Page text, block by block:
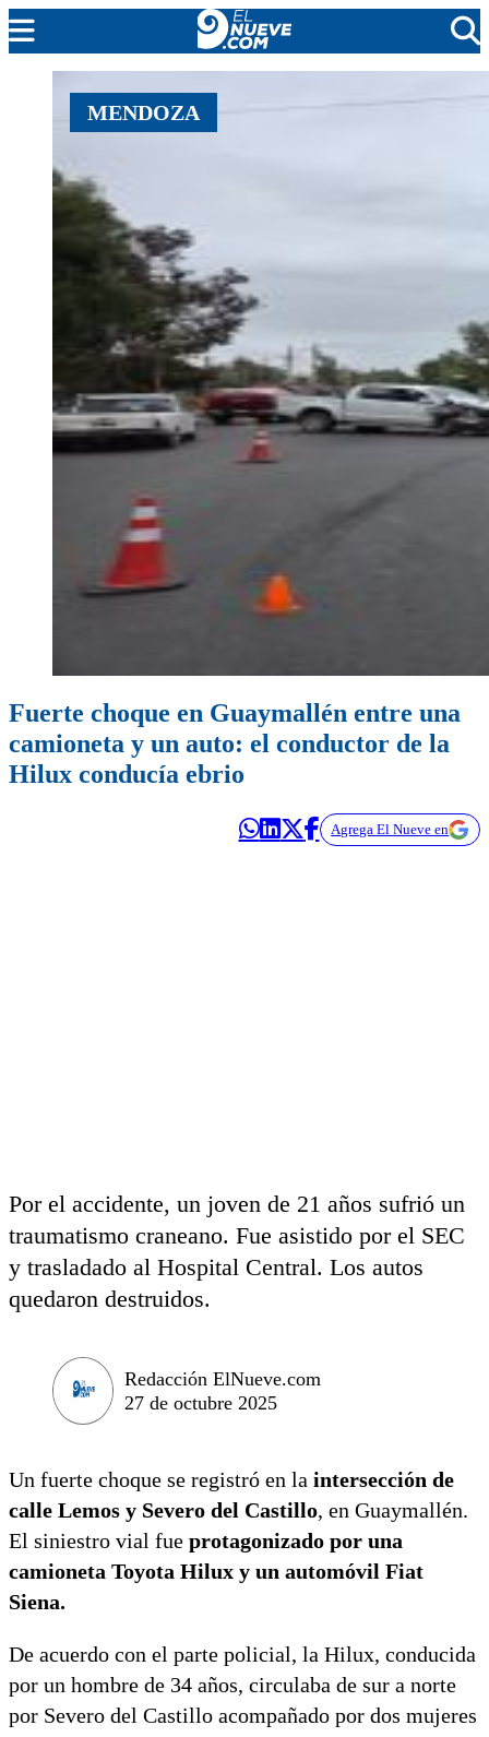
MENDOZA
CADA DÍA
ARGENTINA
NOTICIERO 9
PROTAGONISTAS
EL NUEVE STREAMS
PROGRAMACIÓN
MENDOZA
Fuerte choque en Guaymallén entre una
camioneta y un auto: el conductor de la
Hilux conducía ebrio
Agrega El Nueve en
Por el accidente, un joven de 21 años sufrió un
traumatismo craneano. Fue asistido por el SEC
y trasladado al Hospital Central. Los autos
quedaron destruidos.
Redacción ElNueve.com
27 de octubre 2025
Un fuerte choque se registró en la intersección de
calle Lemos y Severo del Castillo, en Guaymallén.
El siniestro vial fue protagonizado por una
camioneta Toyota Hilux y un automóvil Fiat
Siena.
De acuerdo con el parte policial, la Hilux, conducida
por un hombre de 34 años, circulaba de sur a norte
por Severo del Castillo acompañado por dos mujeres